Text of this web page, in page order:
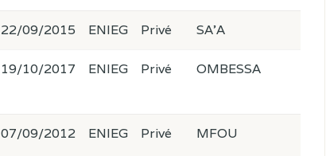
22/09/2015 ENIEG Privé SA'A
19/10/2017 ENIEG Privé OMBESSA
07/09/2012 ENIEG Privé MFOU